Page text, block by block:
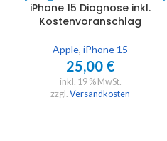
iPhone 15 Diagnose inkl.
Kostenvoranschlag
Apple, iPhone 15
25,00 €
inkl. 19 % MwSt.
zzgl. Versandkosten